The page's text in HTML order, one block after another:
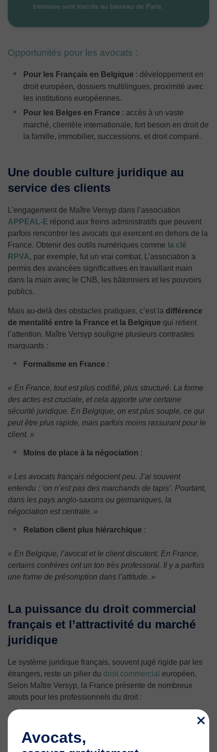
trentaine sont inscrits au barreau de Paris.
Opportunités pour les avocats :
Pour les Français en Belgique : développement en
droit européen, dossiers multilingues, proximité avec
les institutions européennes.
Pour les Belges en France : accès à un vaste
marché, clientèle internationale, fort besoin en droit de
la famille, immobilier, successions, et droit comparé.
Une double culture juridique au
service des clients
L’engagement de Maître Versyp dans l’association
APPEAL-E répond aux freins administratifs que peuvent
parfois rencontrer les avocats qui exercent en dehors de la
France. Obtenir des outils numériques comme la clé
RPVA, par exemple, fut un vrai combat. L’association a
permis des avancées significatives en travaillant main
dans la main avec le CNB, les bâtonniers et les pouvoirs
publics.
Mais au-delà des obstacles pratiques, c’est la différence
de mentalité entre la France et la Belgique qui retient
l’attention. Maître Versyp souligne plusieurs contrastes
marquants :
Formalisme en France :
« En France, tout est plus codifié, plus structuré. La forme
des actes est cruciale, et cela apporte une certaine
sécurité juridique. En Belgique, on est plus souple, ce qui
peut être plus rapide, mais parfois moins rassurant pour le
client. »
Moins de place à la négociation :
« Les avocats français négocient peu. J’ai souvent
entendu : ‘on n’est pas des marchands de tapis’. Pourtant,
dans les pays anglo-saxons ou germaniques, la
négociation est centrale. »
Relation client plus hiérarchique :
« En Belgique, l’avocat et le client discutent. En France,
certains confrères ont un ton très professoral. Il y a parfois
une forme de présomption dans l’attitude. »
La puissance du droit commercial
français et l’attractivité du marché
juridique
Le système juridique français, souvent jugé rigide par les
étrangers, reste un pilier du droit commercial européen.
Selon Maître Versyp, la France présente de nombreux
atouts pour les professionnels du droit :
Des juridictions spécialisées efficaces, comme le
Avocats,